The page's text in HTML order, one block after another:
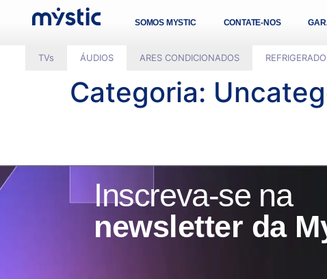
SOMOS MYSTIC CONTATE-NOS
TVs ÁUDIOS ARES CONDICIONADOS
Categoria:
Inscreva-se na
newsletter da